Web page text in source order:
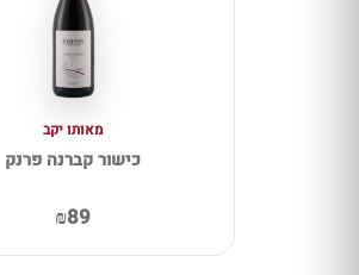
מאותו יקב
כישור קברנה פרנק
₪89